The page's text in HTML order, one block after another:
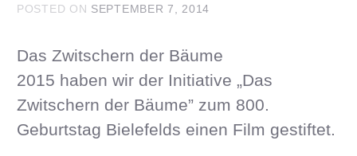
POSTED ON SEPTEMBER 7, 2014
Das Zwitschern der Bäume
2015 haben wir der Initiative „Das
Zwitschern der Bäume” zum 800.
Geburtstag Bielefelds einen Film gestiftet.